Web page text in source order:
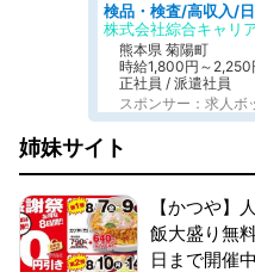
株式会社綜合キャリ
熊本県 菊陽町
時給1,800円～2,250
正社員 / 派遣社員
スポンサー：求人ボ
姉妹サイト
【かつや】
飯大盛り無
日まで開催中